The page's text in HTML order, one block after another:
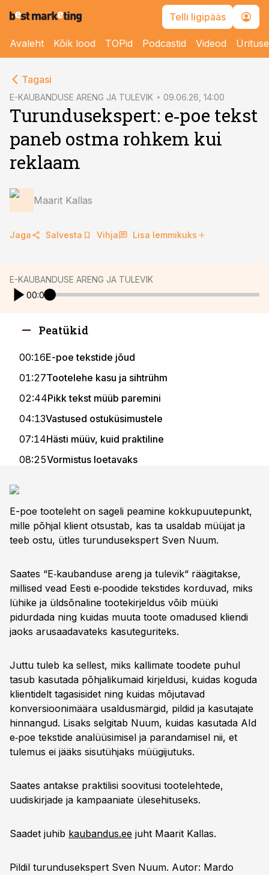
Telli ligipääs
Avaleht Kõik lood TOPid Podcastid Videod
Tagasi
E-KAUBANDUSE ARENG JA TULEVIK 09.06.26, 14:00
Turundusekspert: e‑poe tekst
paneb ostma rohkem kui
reklaam
Maarit Kallas
Jaga Salvesta Vihja Lisa lemmikuks
E-KAUBANDUSE ARENG JA TULEVIK
00:00
Peatükid
00:16E-poe tekstide jõud
01:27Tootelehe kasu ja sihtrühm
02:44Pikk tekst müüb paremini
04:13Vastused ostuküsimustele
07:14Hästi müüv, kuid praktiline
08:25Vormistus loetavaks
15:37Klendi olukord esikohale
17:06Pildid ja videod aitavad
19:44
Halvast tekstist heaks müügiks
20:35Tagasiside ja kordusostud
22:44Kuidas küsida arvustusi
27:18Uudiskirjade inimlikuks muutmine
30:42Kampaaniad, mis ei tüüta
34:27AI tekstide loomises
37:36Hea tootelehe raamistik
41:03
Kuidas mõõta teksti mõju
46:05Tekstide audit ja AI kasutus
E-poe tooteleht on sageli peamine kokkupuutepunkt,
mille põhjal klient otsustab, kas ta usaldab müüjat ja
teeb ostu, ütles turundusekspert Sven Nuum.
Saates “E‑kaubanduse areng ja tulevik“ räägitakse,
millised vead Eesti e‑poodide tekstides korduvad, miks
lühike ja üldsõnaline tootekirjeldus võib müüki
pidurdada ning kuidas muuta toote omadused kliendi
jaoks arusaadavateks kasuteguriteks.
Juttu tuleb ka sellest, miks kallimate toodete puhul
tasub kasutada põhjalikumaid kirjeldusi, kuidas koguda
klientidelt tagasisidet ning kuidas mõjutavad
konversioonimäära usaldusmärgid, pildid ja kasutajate
hinnangud. Lisaks selgitab Nuum, kuidas kasutada AId
e‑poe tekstide analüüsimisel ja parandamisel nii, et
tulemus ei jääks sisutühjaks müügijutuks.
Saates antakse praktilisi soovitusi tootelehtede,
uudiskirjade ja kampaaniate ülesehituseks.
Saadet juhib kaubandus.ee juht Maarit Kallas.
Pildil turundusekspert Sven Nuum. Autor: Mardo